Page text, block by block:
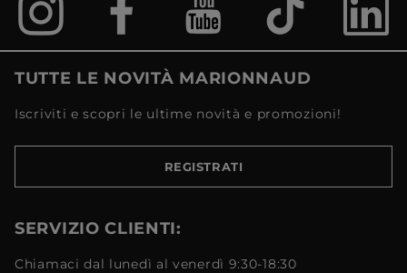
TUTTE LE NOVITÀ MARIONNAUD
Iscriviti e scopri le ultime novità e promozioni!
REGISTRATI
SERVIZIO CLIENTI:
Chiamaci dal lunedì al venerdì 9:30-18:30